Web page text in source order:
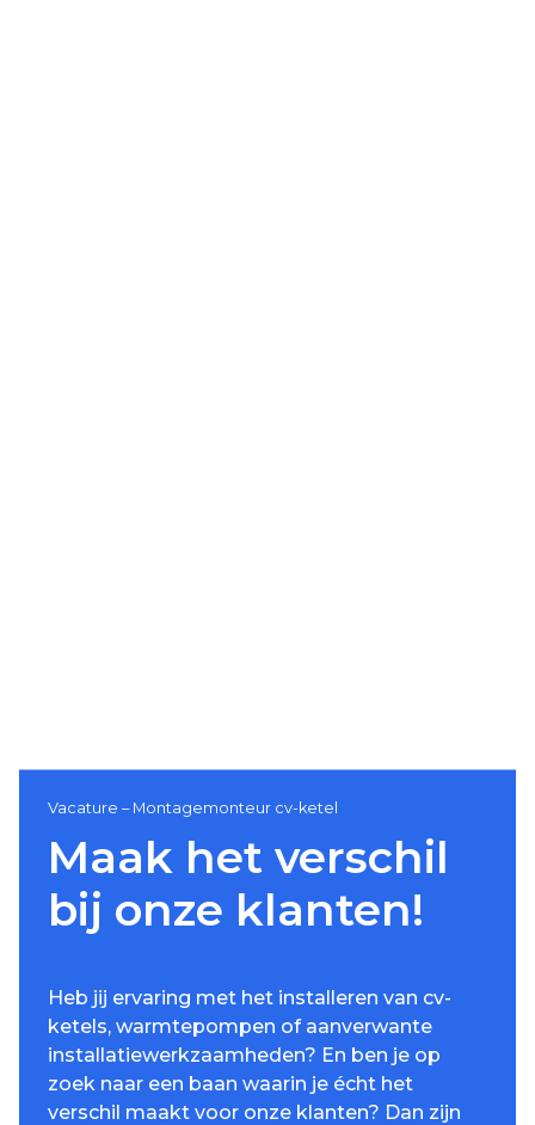
Vacature – Montagemonteur cv-ketel
Maak het verschil
bij onze klanten!
Heb jij ervaring met het installeren van cv-
ketels, warmtepompen of aanverwante
installatiewerkzaamheden? En ben je op
zoek naar een baan waarin je écht het
verschil maakt voor onze klanten? Dan zijn